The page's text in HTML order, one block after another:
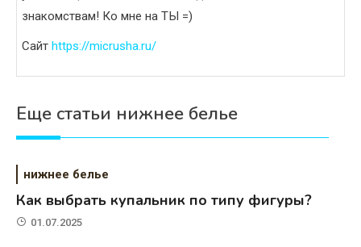
знакомствам! Ко мне на ТЫ =)
Сайт https://micrusha.ru/
Еще статьи нижнее белье
нижнее белье
Как выбрать купальник по типу фигуры?
01.07.2025